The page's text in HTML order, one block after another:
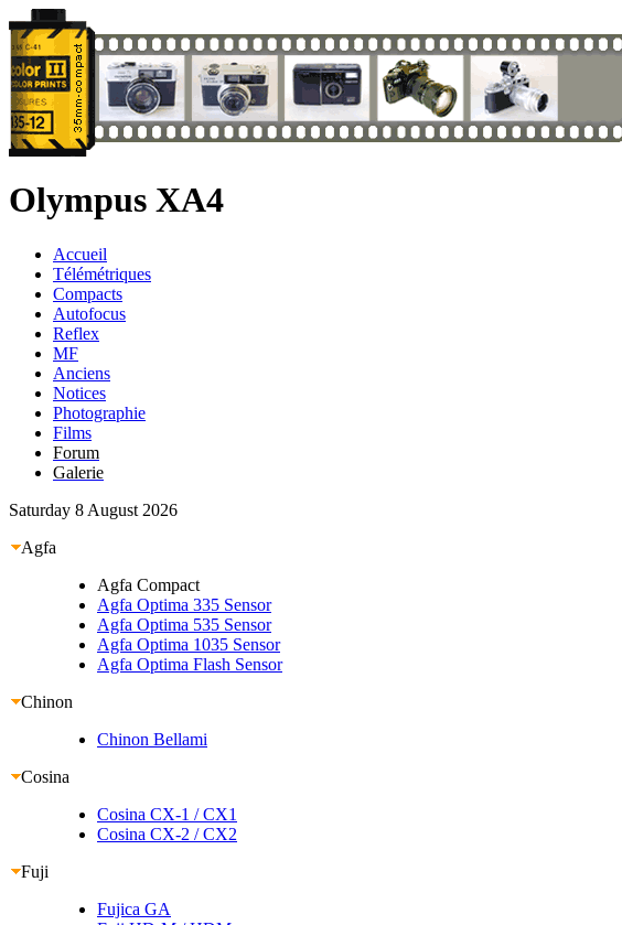
Olympus XA4
Accueil
Télémétriques
Compacts
Autofocus
Reflex
MF
Anciens
Notices
Photographie
Films
Forum
Galerie
Saturday 8 August 2026
Agfa
Agfa Compact
Agfa Optima 335 Sensor
Agfa Optima 535 Sensor
Agfa Optima 1035 Sensor
Agfa Optima Flash Sensor
Chinon
Chinon Bellami
Cosina
Cosina CX-1 / CX1
Cosina CX-2 / CX2
Fuji
Fujica GA